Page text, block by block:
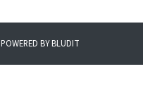
POWERED BYBLUDIT